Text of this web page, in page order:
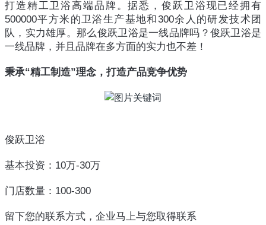
打造精工卫浴高端品牌。据悉，俊跃卫浴现已经拥有
500000平方米的卫浴生产基地和300余人的研发技术团
队，实力雄厚。那么俊跃卫浴是一线品牌吗？俊跃卫浴是
一线品牌，并且品牌在多方面的实力也不差！
秉承“精工制造”理念，打造产品竞争优势
俊跃卫浴
基本投资：10万-30万
门店数量：100-300
留下您的联系方式，企业马上与您取得联系